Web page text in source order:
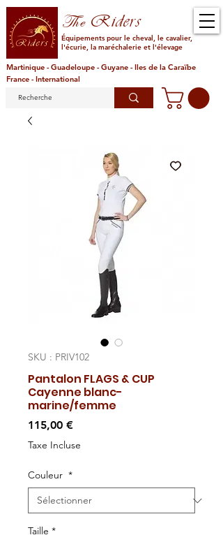
TheRiders
Équipements pour le cheval, le cavalier,
l'écurie, la maréchalerie et l'élevage
Martinique - Guadeloupe - Guyane - Iles de la Caraïbe
France - International
SKU : PRIV102
Pantalon FLAGS & CUP
Cayenne blanc-
marine/femme
115,00 €Prix
Taxe Incluse
Couleur *
Taille *